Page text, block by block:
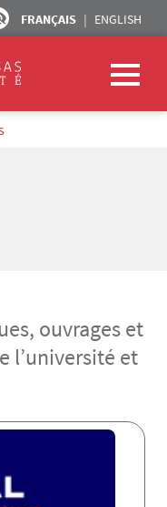
FRANÇAIS ENGLISH
ouvrages et
l’université et